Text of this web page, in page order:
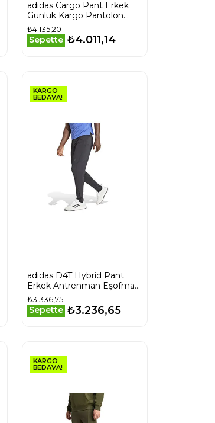
adidas Cargo Pant Erkek
Günlük Kargo Pantolon
IZ4854 Krem
₺4.135,20
Sepette ₺4.011,14
KARGO
BEDAVA!
adidas D4T Hybrid Pant
Erkek Antrenman Eşofman
Altı IY1123 Siyah
₺3.336,75
Sepette ₺3.236,65
KARGO
BEDAVA!